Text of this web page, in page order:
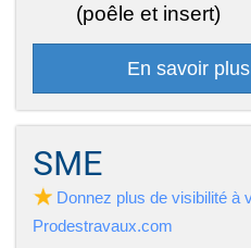
(poêle et insert)
En savoir
SME
Donnez plus de visibilité à
Prodestravaux.com